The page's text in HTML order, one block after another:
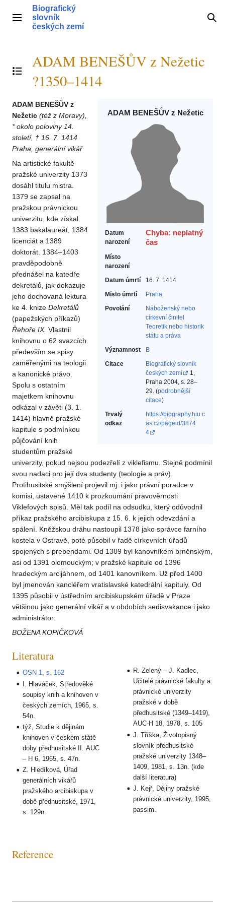
obsahHlavní menu
Biografický
slovník
českých zemí
Přepnout obsah
ADAM BENEŠŮV z Nežetic
?1350–1414
ADAM BENEŠŮV z Nežetic
Datum
narození
Chyba: neplatný
čas
Místo
narození
Datum úmrtí
16. 7. 1414
Místo úmrtí
Praha
Povolání
Náboženský nebo
církevní činitel‎
Teoretik nebo historik
státu a práva‎
Významnost
B
Citace
Biografický slovník
českých zemí
1,
Praha 2004, s. 28–
29. (podrobnější
citace)
Trvalý
odkaz
https://biography.hiu.c
as.cz/pageid/3874
4
ADAM BENEŠŮV z
Nežetic (též z Moravy),
* okolo poloviny 14.
století, † 16. 7. 1414
Praha, generální vikář
Na artistické fakultě
pražské univerzity 1373
dosáhl titulu mistra.
1379 se zapsal na
pražskou právnickou
univerzitu, kde získal
1383 bakalaureát, 1384
licenciát a 1389
doktorát. 1384–1403
pravděpodobně
přednášel na katedře
dekretálů, jak dokazuje
jeho dochovaná lektura
ke 4. knize Dekretálů
(papežských příkazů)
Řehoře IX. Vlastnil
knihovnu o 62 svazcích
především se spisy
zaměřenými na teologii
a kanonické právo.
Spolu s ostatním
majetkem knihovnu
odkázal v závěti (3. 1.
1414) hlavně pražské
kapitule s podmínkou
půjčování knih
studentům pražské
univerzity, pokud nejsou podezřelí z viklefismu. Stejně podmínil
svou nadaci pro její dva studenty (teologie a práv).
Protihusitské smýšlení projevil mj. i jako právní poradce v
komisi, ustavené 1410 k prozkoumání pravověrnosti
Viklefových spisů. Měl tak podíl na odsudku, který odůvodnil
příkaz pražského arcibiskupa z 15. 6. k jejich odevzdání a
spálení. Kněžskou dráhu nastoupil 1378 jako správce farního
kostela v Ostravě, poté působil v řadě církevních úřadů
spojených s prebendami. Od 1389 byl kanovníkem brněnským,
asi od 1391 olomouckým; v pražské kapitule od 1396
hradeckým arcijáhnem, od 1401 kanovníkem. Už před 1400
byl jmenován kancléřem vratislavské katedrální kapituly. Od
1395 působil v ústředním arcibiskupském úřadě v Praze
většinou jako generální vikář a v obdobích sedisvakance i jako
administrátor.
BOŽENA KOPIČKOVÁ
Literatura
OSN 1, s. 162
I. Hlaváček, Středověké
soupisy knih a knihoven v
českých zemích, 1965, s.
54n.
týž, Studie k dějinám
knihoven v českém státě
doby předhusitské II. AUC
– H 6, 1965, s. 47n.
Z. Hledíková, Úřad
generálních vikářů
pražského arcibiskupa v
době předhusitské, 1971,
s. 129n.
R. Zelený – J. Kadlec,
Učitelé právnické fakulty a
právnické univerzity
pražské v době
předhusitské (1349–1419),
AUC-H 18, 1978, s. 105
J. Tříška, Životopisný
slovník předhusitské
pražské univerzity 1348–
1409, 1981, s. 13n. (kde
další literatura)
J. Kejř, Dějiny pražské
právnické univerzity, 1995,
passim.
Reference